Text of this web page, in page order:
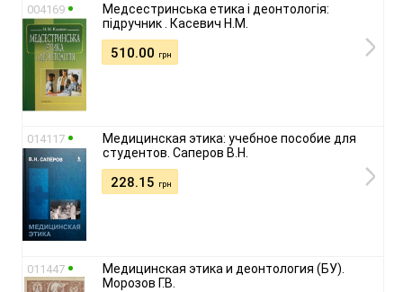
004169
Медсестринська етика і деонтологія:
підручник . Касевич Н.М.
510.00 грн
014117
Медицинская этика: учебное пособие для
студентов. Саперов В.Н.
228.15 грн
011447
Медицинская этика и деонтология (БУ).
Морозов Г.В.